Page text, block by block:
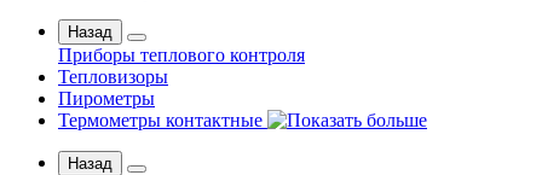
Назад
Приборы теплового контроля
Тепловизоры
Пирометры
Термометры контактные
Назад